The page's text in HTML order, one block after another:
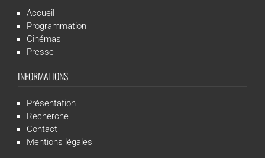
Accueil
Programmation
Cinémas
Presse
INFORMATIONS
Présentation
Recherche
Contact
Mentions légales